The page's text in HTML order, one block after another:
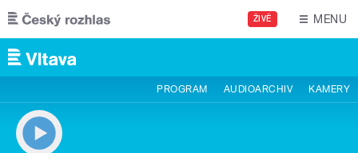
Přejít k hlavnímu obsahu
ŽIVĚ MENU
PROGRAM AUDIOARCHIV KAMERY